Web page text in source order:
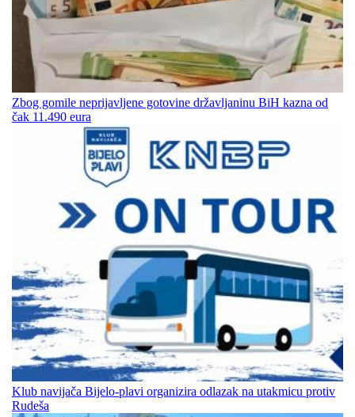
Zbog gomile neprijavljene gotovine državljaninu BiH kazna od
čak 11.490 eura
Klub navijača Bijelo-plavi organizira odlazak na utakmicu protiv
Rudeša